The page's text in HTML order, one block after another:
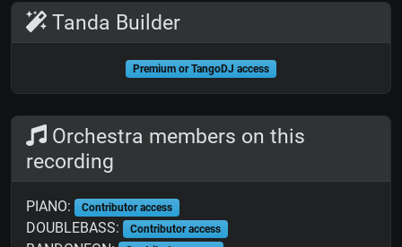
Tanda Builder
Premium or TangoDJ access
Orchestra members on this
recording
PIANO: Contributor access
DOUBLEBASS: Contributor access